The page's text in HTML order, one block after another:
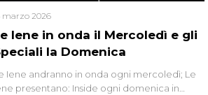
Iene in onda il Mercoledì e gli
la Domenica
marzo 2026
Iene andranno in onda ogni mercoledì; Le
presentano: Inside ogni domenica in